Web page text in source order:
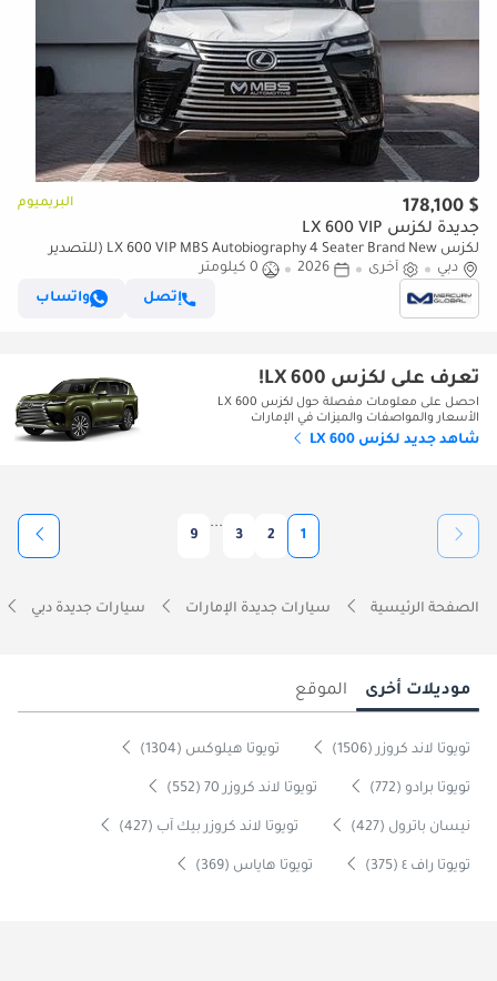
$ 178,100 البريميوم
جديدة لكزس LX 600 VIP
لكزس LX 600 VIP MBS Autobiography 4 Seater Brand New (للتصدير
فقط)
دبي أخرى 2026
0 كيلومتر
إتصل
واتساب
تعرف على لكزس LX 600!
احصل على معلومات مفصلة حول لكزس LX 600
الأسعار والمواصفات والميزات في الإمارات
شاهد جديد لكزس LX 600
1
2
3
...
9
الصفحة الرئيسية سيارات جديدة الإمارات سيارات جديدة دبي
موديلات أخرى الموقع
تويوتا لاند كروزر (1506) تويوتا هيلوكس (1304)
تويوتا برادو (772) تويوتا لاند كروزر 70 (552)
نيسان باترول (427) تويوتا لاند كروزر بيك آب (427)
تويوتا راف ٤ (375) تويوتا هاياس (369)